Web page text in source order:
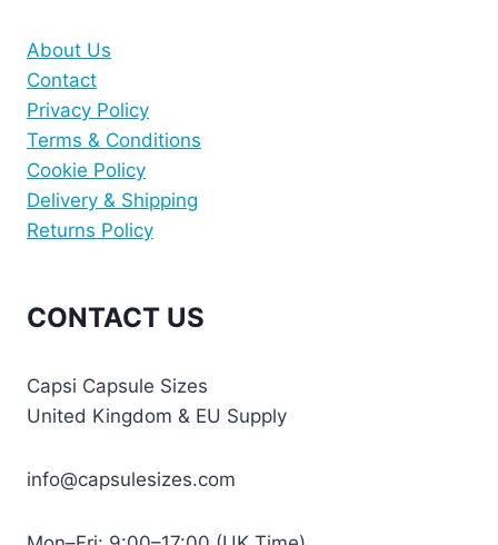
About Us
Contact
Privacy Policy
Terms & Conditions
Cookie Policy
Delivery & Shipping
Returns Policy
CONTACT US
Capsi Capsule Sizes
United Kingdom & EU Supply
info@capsulesizes.com